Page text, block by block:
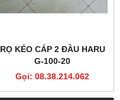
RỌ KÉO CÁP 2 ĐẦU HARU
G-100-20
Gọi: 08.38.214.062